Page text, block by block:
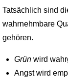
Tatsächlich sind
wahrnehmbare
gehören.
Grünwird
Angst wird